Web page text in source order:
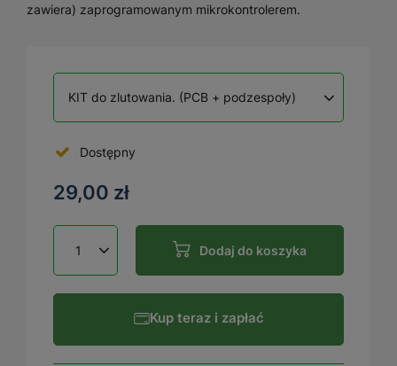
zawiera) zaprogramowanym mikrokontrolerem.
KIT do zlutowania. (PCB + podzespoły)
Dostępny
29,00 zł
Dodaj do koszyka
Kup teraz i zapłać